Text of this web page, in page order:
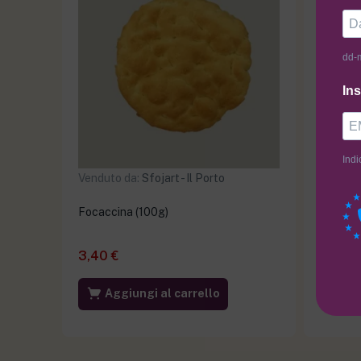
dd-
Venduto da: Sfojart - Il Porto
Focaccina (100g)
3,40 €
Aggiungi al carrello
Noci